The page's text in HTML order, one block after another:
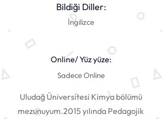
Bildiği Diller:
İngilizce
Online/ Yüz yüze:
Sadece Online
Uludağ Üniversitesi Kimya bölümü
mezunuyum.2015 yılında Pedagojik